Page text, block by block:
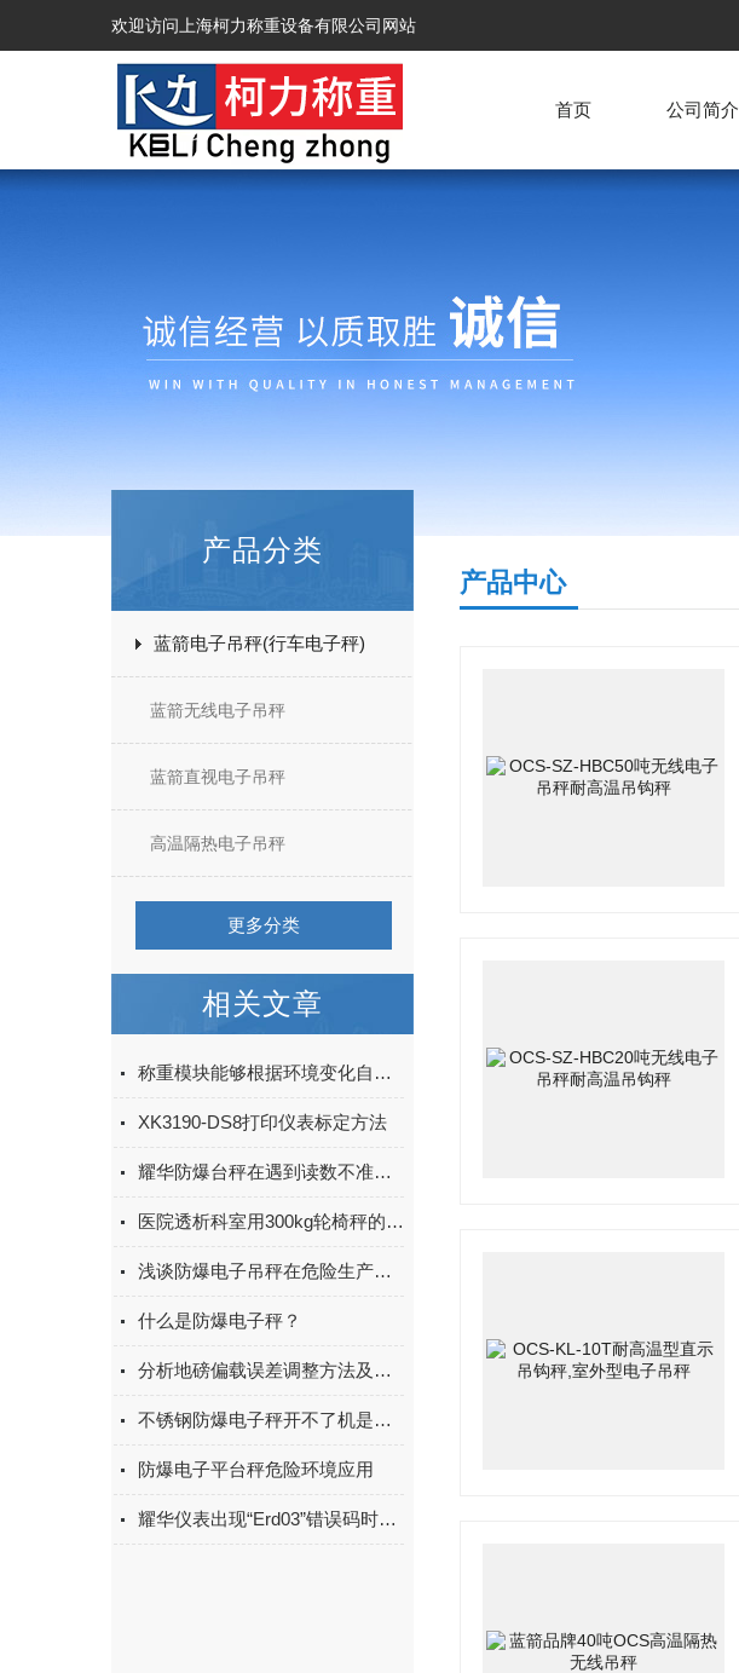
欢迎访问上海柯力称重设备有限公司网站
首页 公司简介
产品分类
蓝箭电子吊秤(行车电子秤)
蓝箭无线电子吊秤
蓝箭直视电子吊秤
高温隔热电子吊秤
更多分类
相关文章
称重模块能够根据环境变化自动调整测量参数
XK3190-DS8打印仪表标定方法
耀华防爆台秤在遇到读数不准时该如何进行调试呢
医院透析科室用300kg轮椅秤的使用说明及操作
浅谈防爆电子吊秤在危险生产环境中应用
什么是防爆电子秤？
分析地磅偏载误差调整方法及技巧
不锈钢防爆电子秤开不了机是什么原因
防爆电子平台秤危险环境应用
耀华仪表出现“Erd03”错误码时的故障排除
产品中心